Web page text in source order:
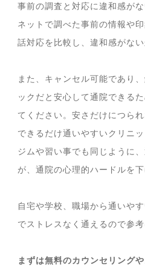
事前の調査と対応に違和感が
ネットで調べた事前の情報や
話対応を比較し、違和感がな
また、キャンセル可能であり
ックだと安心して通院できる
てください。安さだけにつら
できるだけ通いやすいクリニ
ジムや習い事でも同じように
が、通院の心理的ハードルを
自宅や学校、職場から通いや
でストレスなく通えるので参考
まずは無料のカウンセリング